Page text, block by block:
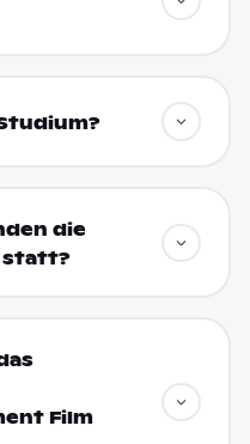
die
statt?
Film